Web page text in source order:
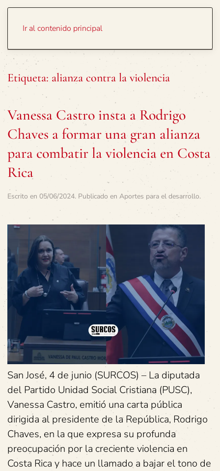
Ir al contenido principal
Etiqueta: alianza contra la violencia
Vanessa Castro insta a Rodrigo
Chaves a formar una gran alianza
para combatir la violencia en Costa
Rica
Escrito en 05/06/2024. Publicado en Aportes para el desarrollo.
San José, 4 de junio (SURCOS) – La diputada
del Partido Unidad Social Cristiana (PUSC),
Vanessa Castro, emitió una carta pública
dirigida al presidente de la República, Rodrigo
Chaves, en la que expresa su profunda
preocupación por la creciente violencia en
Costa Rica y hace un llamado a bajar el tono de